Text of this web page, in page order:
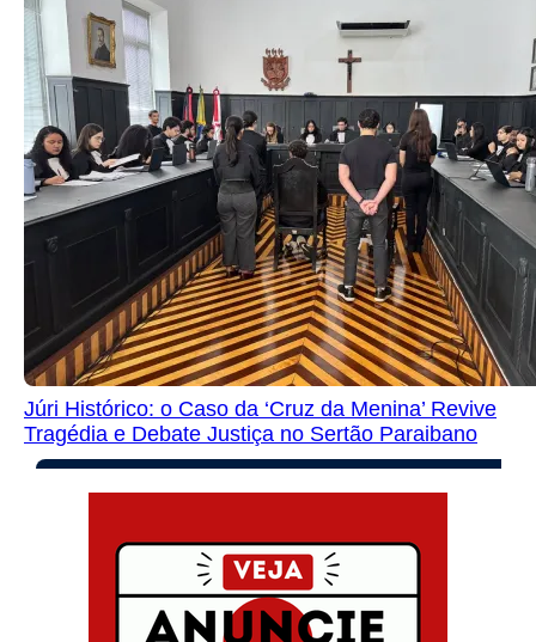
Júri Histórico: o Caso da ‘Cruz da Menina’ Revive
Tragédia e Debate Justiça no Sertão Paraibano